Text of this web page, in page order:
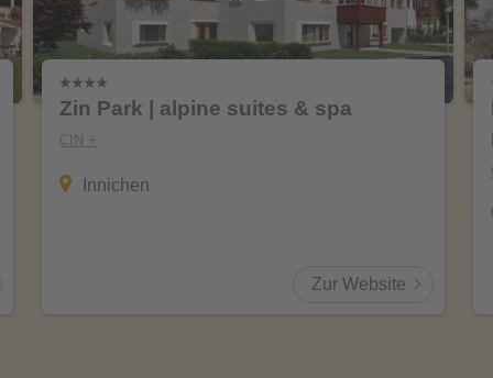
Zin Park | alpine suites & spa
CIN +
Innichen
Zur Website